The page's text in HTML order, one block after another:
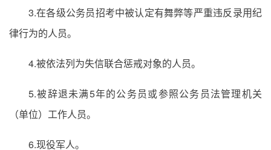
3.在各级公务员招考中被认定有舞弊等严重违反录用纪
律行为的人员。
4.被依法列为失信联合惩戒对象的人员。
5.被辞退未满5年的公务员或参照公务员法管理机关
（单位）工作人员。
6.现役军人。